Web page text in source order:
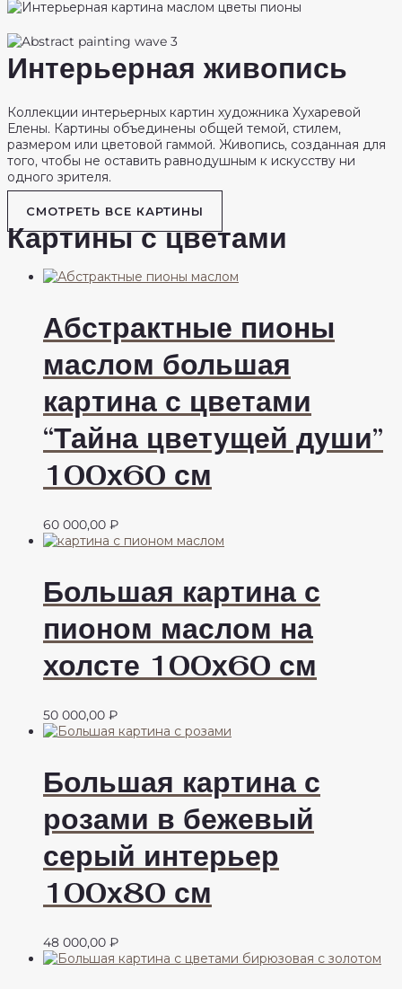
Интерьерная живопись
Коллекции интерьерных картин художника Хухаревой
Елены. Картины объединены общей темой, стилем,
размером или цветовой гаммой. Живопись, созданная для
того, чтобы не оставить равнодушным к искусству ни
одного зрителя.
СМОТРЕТЬ ВСЕ КАРТИНЫ
Картины с цветами
Абстрактные пионы
маслом большая
картина с цветами
“Тайна цветущей души”
100х60 см
60 000,00 ₽
Большая картина с
пионом маслом на
холсте 100х60 см
50 000,00 ₽
Большая картина с
розами в бежевый
серый интерьер
100х80 см
48 000,00 ₽